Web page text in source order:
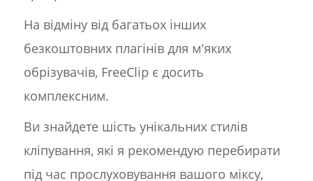
На відміну від багатьох інших
безкоштовних плагінів для м'яких
обрізувачів, FreeClip є досить
комплексним.
Ви знайдете шість унікальних стилів
кліпування, які я рекомендую перебирати
під час прослуховування вашого міксу,